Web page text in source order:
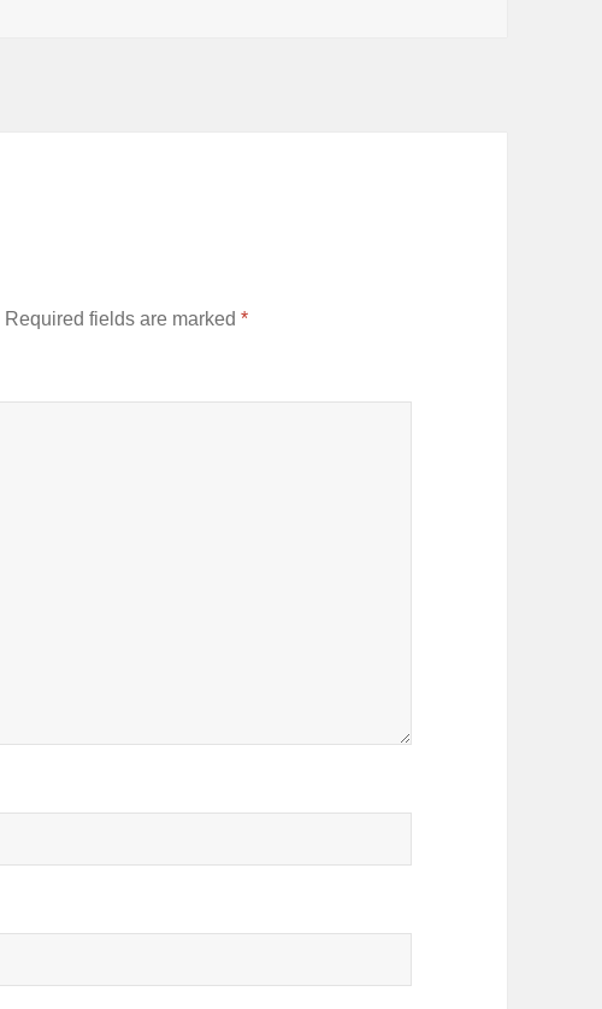
Required fields are marked*